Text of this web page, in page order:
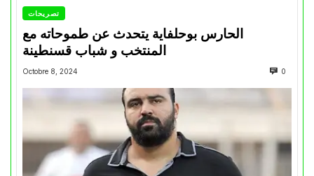
تصريحات
الحارس بوحلفاية يتحدث عن طموحاته مع
المنتخب و شباب قسنطينة
Octobre 8, 2024 0